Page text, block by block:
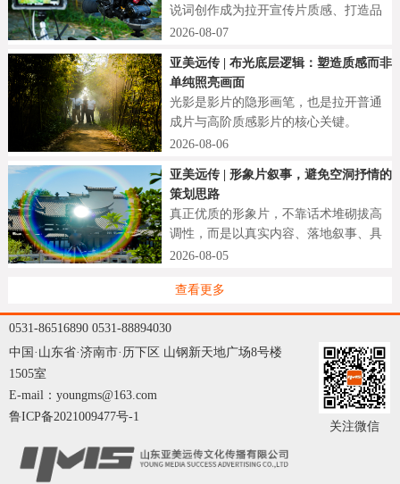
说词创作成为拉开宣传片质感、打造品
牌差异化的核心突破口。
2026-08-07
亚美远传 | 布光底层逻辑：塑造质感而非
单纯照亮画面
光影是影片的隐形画笔，也是拉开普通
成片与高阶质感影片的核心关键。
2026-08-06
亚美远传 | 形象片叙事，避免空洞抒情的
策划思路
真正优质的形象片，不靠话术堆砌拔高
调性，而是以真实内容、落地叙事、具
象细节打动观众。
2026-08-05
查看更多
0531-86516890 0531-88894030
中国·山东省·济南市·历下区 山钢新天地广场8号楼
1505室
E-mail：youngms@163.com
鲁ICP备2021009477号-1
关注微信